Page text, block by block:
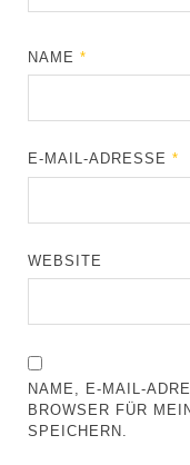
NAME*
E-MAIL-ADRESSE*
WEBSITE
NAME, E-MAIL-
BROWSER FÜR
SPEICHERN.